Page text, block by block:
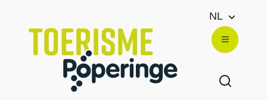
NL
Toerisme Poperinge
Zoek
Menu